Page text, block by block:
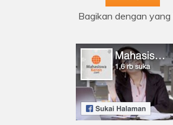
Bagikan dengan yang